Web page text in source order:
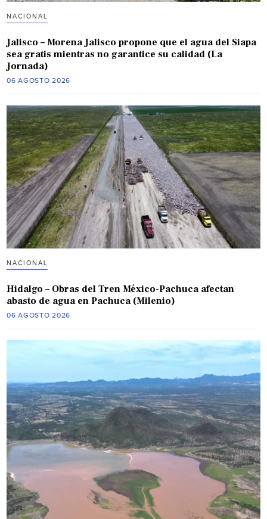
NACIONAL
Jalisco – Morena Jalisco propone que el agua del Siapa
sea gratis mientras no garantice su calidad (La
Jornada)
06 AGOSTO 2026
NACIONAL
Hidalgo – Obras del Tren México-Pachuca afectan
abasto de agua en Pachuca (Milenio)
06 AGOSTO 2026